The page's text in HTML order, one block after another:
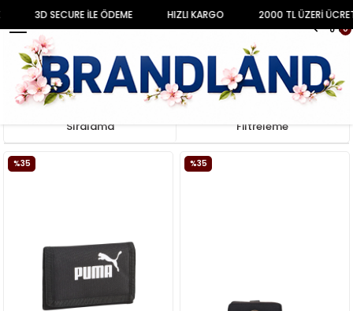
0
Anasayfa ÇANTA Cüzdan
Filtreleme
Sıralama
%35 %35
3D SECURE İLE ÖDEME HIZLI KARGO 2000 TL ÜZERİ